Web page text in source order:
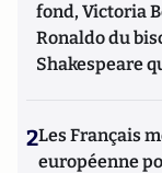
fond, Victoria
Ronaldo du
Shakespeare
2Les Français
européenne